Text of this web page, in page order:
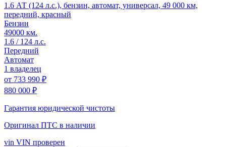
1.6 АТ (124 л.с.), бензин, автомат, универсал, 49 000 км,
передний, красный
Бензин
49000 км.
1.6 / 124 л.с.
Передний
Автомат
1 владелец
от 733 990 ₽
880 000 ₽
Гарантия юридической чистоты
Оригинал ПТС в наличии
vin VIN проверен